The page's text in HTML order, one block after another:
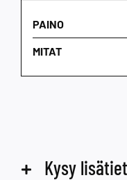
PAINO
MITAT
Kysy